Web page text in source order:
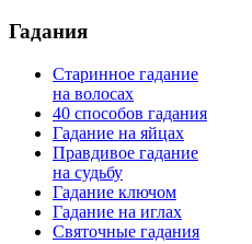
Гадания
Старинное гадание
на волосах
40 способов гадания
Гадание на яйцах
Правдивое гадание
на судьбу
Гадание ключом
Гадание на иглах
Святочные гадания